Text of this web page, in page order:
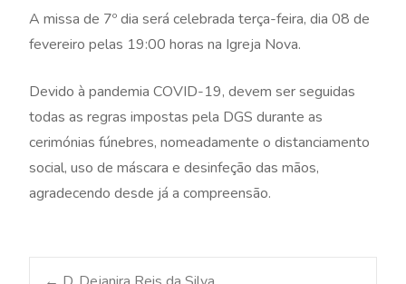
A missa de 7º dia será celebrada terça-feira, dia 08 de
fevereiro pelas 19:00 horas na Igreja Nova.
Devido à pandemia COVID-19, devem ser seguidas
todas as regras impostas pela DGS durante as
cerimónias fúnebres, nomeadamente o distanciamento
social, uso de máscara e desinfeção das mãos,
agradecendo desde já a compreensão.